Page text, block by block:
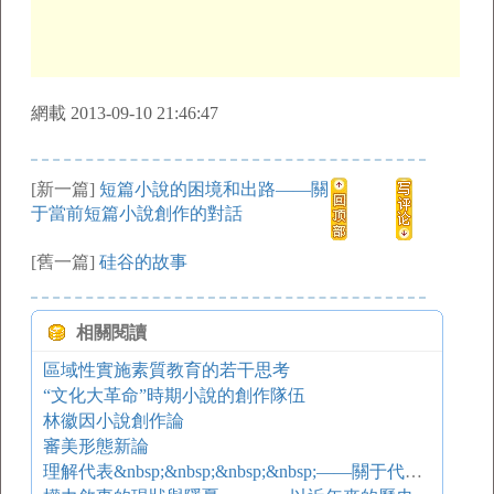
網載 2013-09-10 21:46:47
[新一篇] 短篇小說的困境和出路——關
于當前短篇小說創作的對話
[舊一篇] 硅谷的故事
相關閱讀
區域性實施素質教育的若干思考
“文化大革命”時期小說的創作隊伍
林徽因小說創作論
審美形態新論
理解代表&nbsp;&nbsp;&nbsp;&nbsp;——關于代表的正當性與代表方式合理性的分析